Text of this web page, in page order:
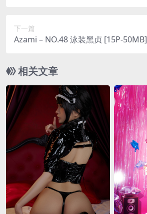
下一篇
Azami – NO.48 泳装黑贞 [15P-50MB]
相关文章